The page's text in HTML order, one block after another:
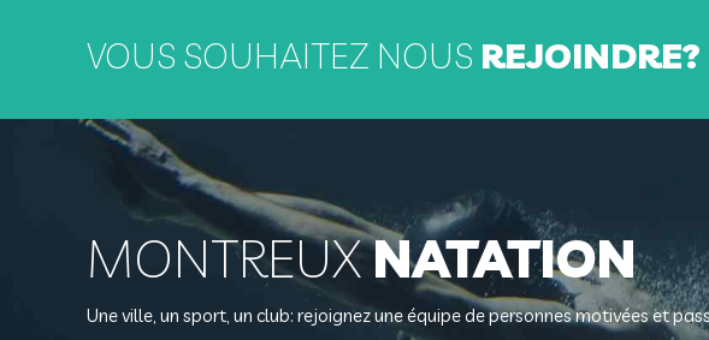
VOUS SOUHAITEZ NOUS REJOINDRE?
MONTREUXNATATION
Une ville, un sport, un club: rejoignez une équipe de personnes motivées et